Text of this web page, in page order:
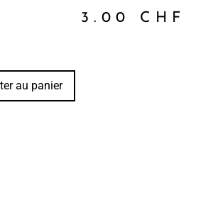
3.00 CHF
au panier